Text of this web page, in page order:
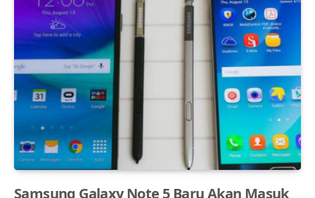
Samsung Galaxy Note 5 Baru Akan Masuk